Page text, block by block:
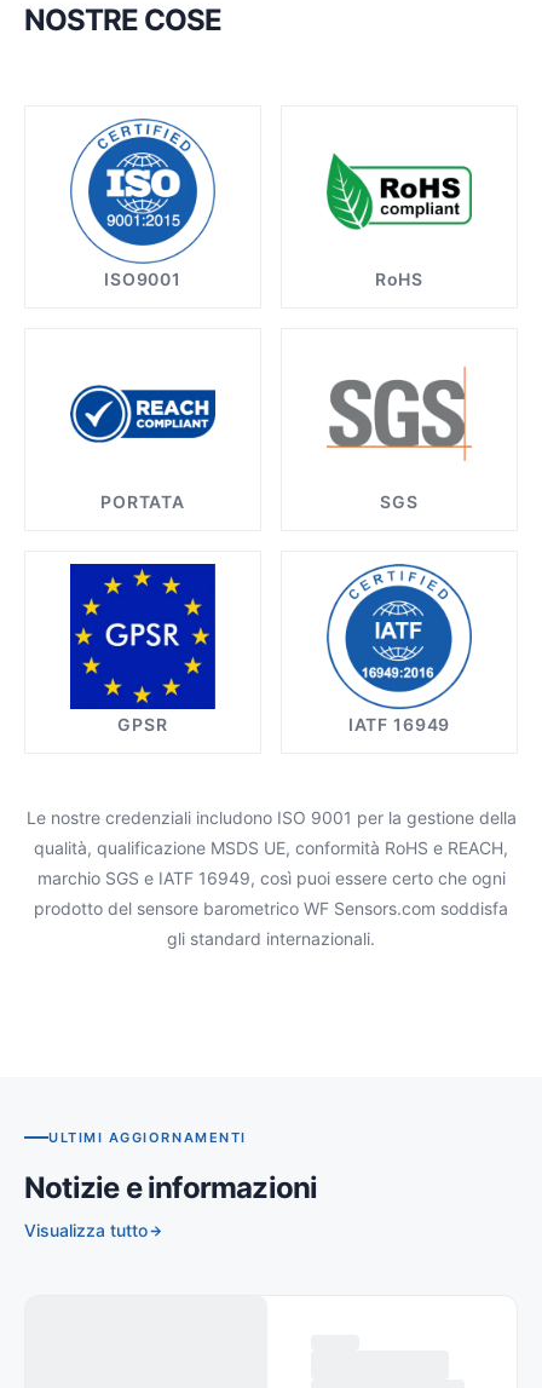
NOSTRE COSE
ISO9001 RoHS
PORTATA SGS
GPSR IATF 16949
Le nostre credenziali includono ISO 9001 per la gestione della
qualità, qualificazione MSDS UE, conformità RoHS e REACH,
marchio SGS e IATF 16949, così puoi essere certo che ogni
prodotto del sensore barometrico WF Sensors.com soddisfa
gli standard internazionali.
ULTIMI AGGIORNAMENTI
Notizie e informazioni
Visualizza tutto